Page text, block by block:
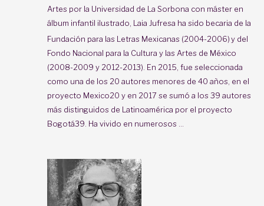
Artes por la Universidad de La Sorbona con máster en
álbum infantil ilustrado, Laia Jufresa ha sido becaria de la
Fundación para las Letras Mexicanas (2004-2006)y del
Fondo Nacional para la Cultura y las Artes de México
(2008-2009 y 2012-2013). En 2015, fue seleccionada
como una de los 20 autores menores de 40 años, en el
proyecto Mexico20 y en 2017 se sumó a los 39 autores
más distinguidos de Latinoamérica por el proyecto
Bogotá39. Ha vivido en numerosos ...